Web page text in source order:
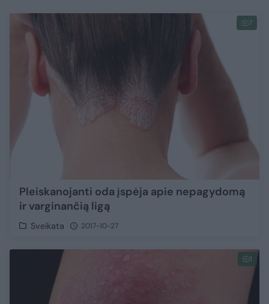
7
Pleiskanojanti oda įspėja apie nepagydomą
ir varginančią ligą
Sveikata 2017-10-27
1